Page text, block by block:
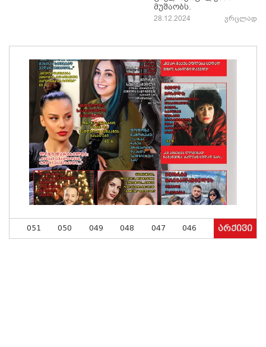
მუშაობს.
28.12.2024 ვრცლად
051 050 049 048 047 046 არქივი